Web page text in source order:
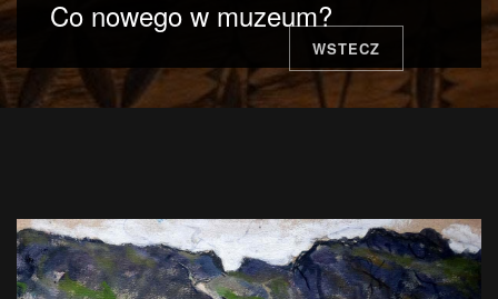
日本語
Co nowego w muzeum?
WSTECZ